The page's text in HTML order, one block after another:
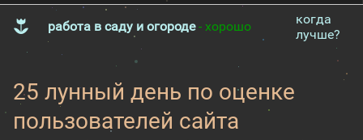
работа в саду и огороде- хорошо
когда
лучше?
25 лунный день по оценке
пользователей сайта